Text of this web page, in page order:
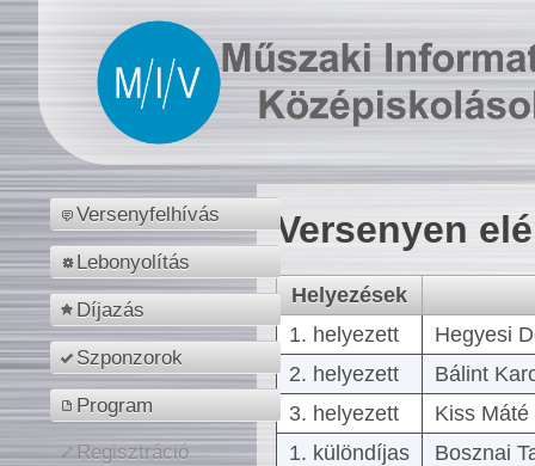
Versenyfelhívás
Lebonyolítás
Díjazás
Szponzorok
Program
Regisztráció
Versenyen
Helyezések
1. helyezett
Hegyesi
2. helyezett
Bálint
3. helyezett
Kiss
1. különdíjas
Bosznai